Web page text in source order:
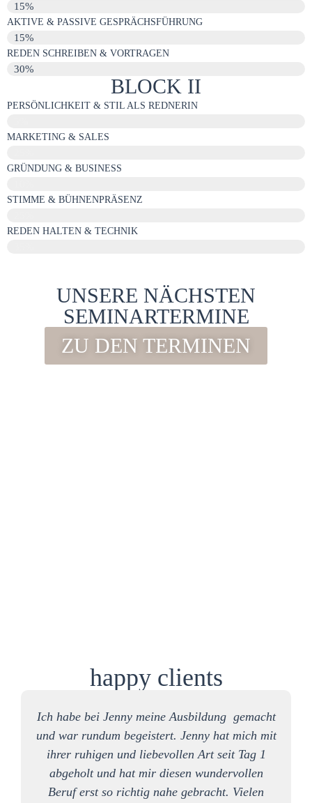
15%
AKTIVE & PASSIVE GESPRÄCHSFÜHRUNG
15%
REDEN SCHREIBEN & VORTRAGEN
30%
BLOCK II
PERSÖNLICHKEIT & STIL ALS REDNERIN
MARKETING & SALES
GRÜNDUNG & BUSINESS
STIMME & BÜHNENPRÄSENZ
REDEN HALTEN & TECHNIK
UNSERE NÄCHSTEN
SEMINARTERMINE
ZU DEN TERMINEN
happy clients
Ich habe bei Jenny meine Ausbildung gemacht
und war rundum begeistert. Jenny hat mich mit
ihrer ruhigen und liebevollen Art seit Tag 1
abgeholt und hat mir diesen wundervollen
Beruf erst so richtig nahe gebracht. Vielen